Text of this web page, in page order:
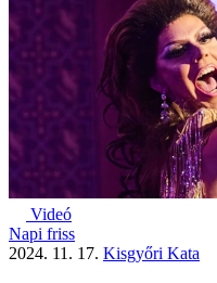
Videó
Napi friss
2024. 11. 17. Kisgyőri Kata